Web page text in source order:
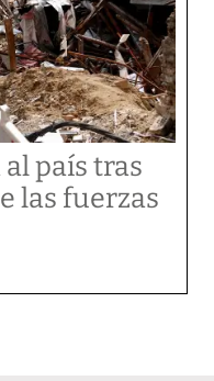
país tras
las fuerzas